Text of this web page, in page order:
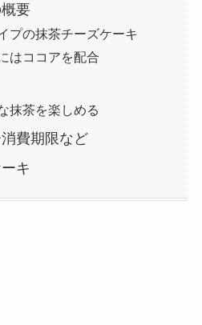
要
プの抹茶チーズケーキ
はココアを配合
抹茶を楽しめる
費期限など
キ